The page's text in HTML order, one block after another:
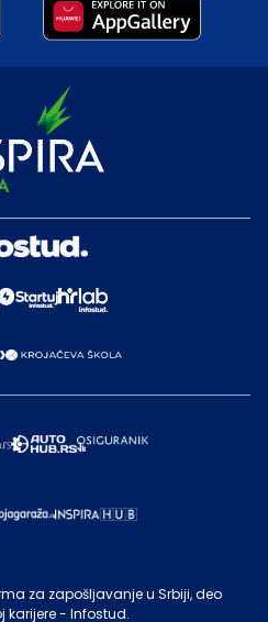
za zapošljavanje u Srbiji, deo
karijere - Infostud.